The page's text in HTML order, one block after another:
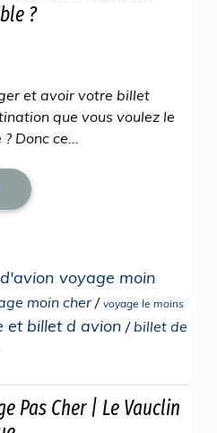
?
et avoir votre billet
que vous voulez le
Donc ce...
voyage moin
moin cher/ voyage le moins
et billet d avion / billet de
Pas Cher | Le Vauclin